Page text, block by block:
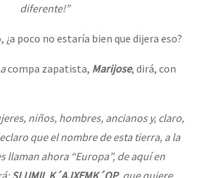
diferente!”
poco no estaría bien que dijera eso?
compa zapatista, Marijose, dirá, con
niños, hombres, ancianos y, claro,
que el nombre de esta tierra, a la
llaman ahora “Europa”, de aquí en
SLUMIL K´AJXEMK´OP, que quiere